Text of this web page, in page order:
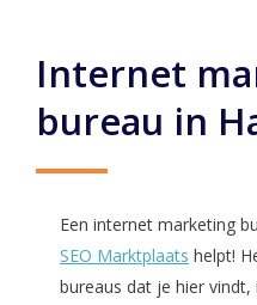
Internet
bureau in
Een internet marketing
SEO Marktplaats helpt!
bureaus dat je hier vindt,